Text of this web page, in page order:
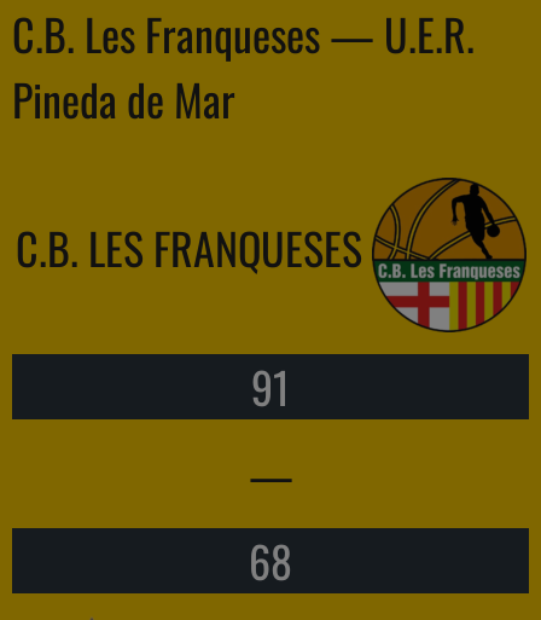
C.B. Les Franqueses — U.E.R.
Pineda de Mar
C.B. LES FRANQUESES
91
—
68